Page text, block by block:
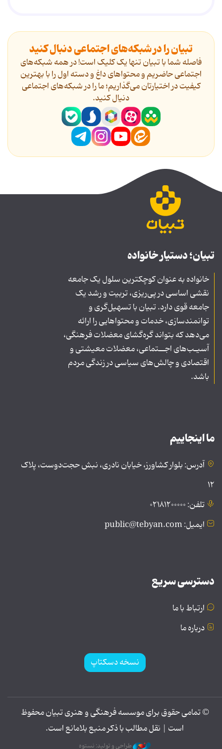
تبیان را در شبکه‌های اجتماعی دنبال کنید
فاصله شما با تبیان تنها یک کلیک است! در همه شبکه‌های
اجتماعی حاضریم و محتواهای داغ و دسته اول را با بهترین
کیفیت در اختیارتان می‌گذاریم؛ ما را در شبکه‌های اجتماعی
دنیال کنید.
تبیان؛ دستیار خانواده
خانواده به عنوان کوچکترین سلول یک جامعه
نقشی اساسی در پی‌ریزی، تربیت و رشد یک
جامعه قوی دارد. تبیان با تسهیل‌گری و
توانمندسازی، خدمات و محتواهایی را ارائه
می‌دهد که بتواند گره‌گشای معضلات فرهنگی،
آسیـب‌های اجــتماعی، معضلات معیشتی و
اقتصادی و چالش‌های سیاسی در زندگی مردم
باشد.
ما اینجاییم
آدرس: بلوار کشاورز، خیابان نادری، نبش حجت‌دوست، پلاک
۱۲
تلفن: ۰۲۱۸۱۲۰۰۰۰۰
ایمیل: public@tebyan.com
دسترسی سریع
ارتباط با ما
درباره ما
نسخه دسکتاپ
© تمامی حقوق برای موسسه فرهنگی و هنری تبیان محفوظ
است | نقل مطالب با ذکر منبع بلامانع است.
طراحی و تولید: نستوه